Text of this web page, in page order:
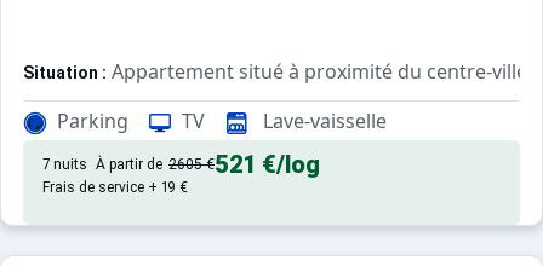
Situation : Appartement situé à proximité du centre-ville
Appartement de particulier : Confortable et agréable, ce
Parking TV Lave-vaisselle
7 nuits À partir de 2605 €521 €/log
Frais de service + 19 €